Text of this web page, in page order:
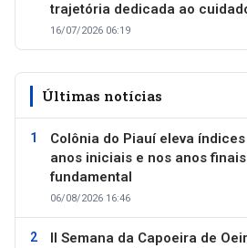
trajetória dedicada ao
16/07/2026 06:19
Últimas notícias
Colônia do Piauí eleva
anos iniciais e nos anos
fundamental
06/08/2026 16:46
II Semana da Capoeira de